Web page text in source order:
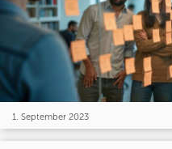
1. September 2023